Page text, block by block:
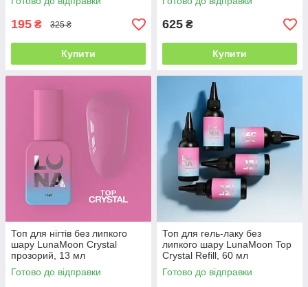
195 ₴ 325 ₴
Купити
625 ₴
Купити
Топ для нігтів без липкого
шару LunaMoon Crystal
прозорий, 13 мл
Готово до відправки
Топ для гель-лаку без
липкого шару LunaMoon Top
Crystal Refill, 60 мл
Готово до відправки